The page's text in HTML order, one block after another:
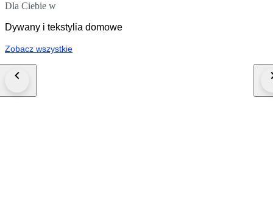
Dla Ciebie w
Dywany i tekstylia domowe
Zobacz wszystkie